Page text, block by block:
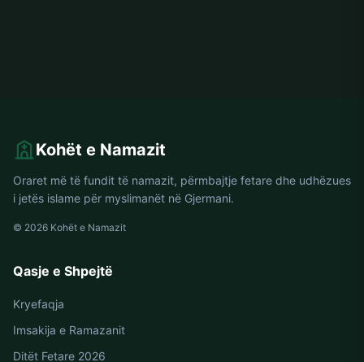
Kohët e Namazit
Oraret më të fundit të namazit, përmbajtje fetare dhe udhëzues
i jetës islame për myslimanët në Gjermani.
© 2026 Kohët e Namazit
Qasje e Shpejtë
Kryefaqja
Imsakija e Ramazanit
Ditët Fetare 2026